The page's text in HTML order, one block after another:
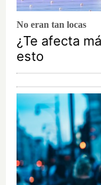
No eran tan locas
¿Te afecta
esto